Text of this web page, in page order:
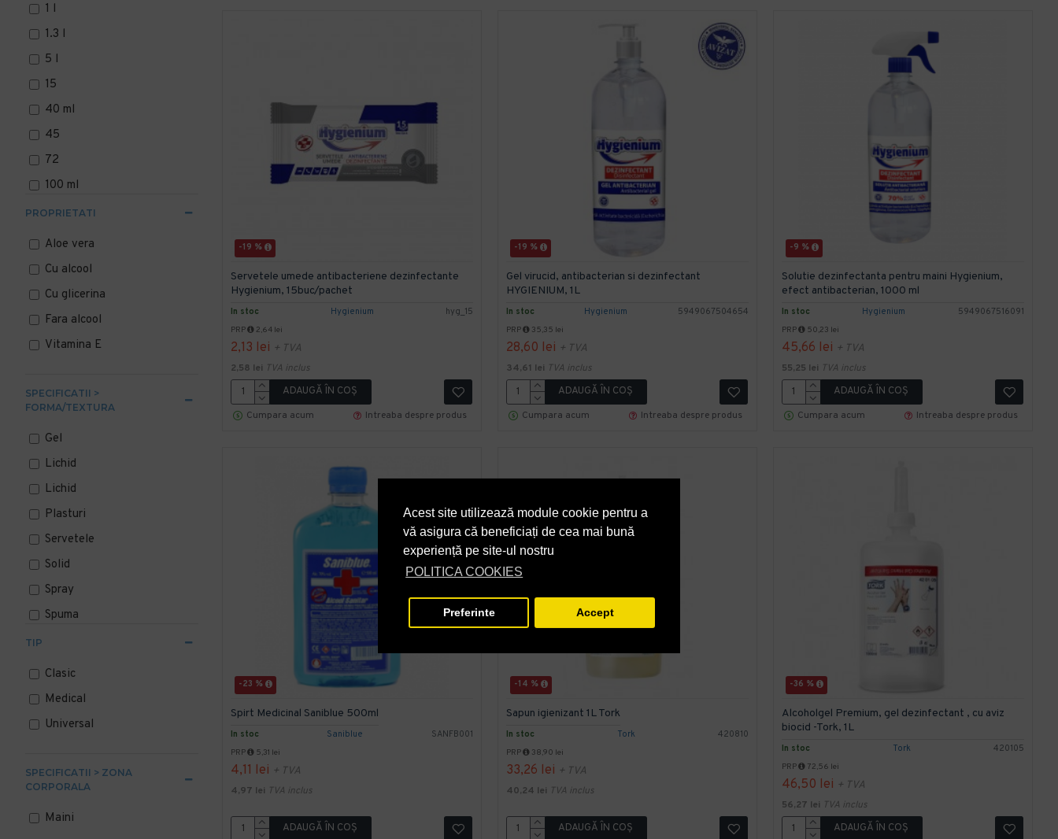
Acest site utilizează module cookie pentru a
vă asigura că beneficiați de cea mai bună
experiență pe site-ul nostru
POLITICA COOKIES
Preferinte Accept
1 l
1.3 l
5 l
15
40 ml
45
72
100 ml
200 ml
250 ml
500 ml
500 ml
750 ml
1000 ml
PROPRIETATI
Aloe vera
Cu alcool
Cu glicerina
Fara alcool
Vitamina E
SPECIFICATII >
FORMA/TEXTURA
Gel
Lichid
Lichid
Plasturi
Servetele
Solid
Spray
Spuma
TIP
Clasic
Medical
Universal
SPECIFICATII > ZONA
CORPORALA
Maini
-19 %
In stoc Hygienium hyg_15
Servetele umede antibacteriene dezinfectante
Hygienium, 15buc/pachet
PRP 2,64 lei
2,13 lei + TVA
2,58 lei TVA inclus
ADAUGĂ ÎN COŞ
Cumpara acum
Intreaba despre produs
-19 %
In stoc Hygienium 5949067504654
Gel virucid, antibacterian si dezinfectant
HYGIENIUM, 1L
PRP 35,35 lei
28,60 lei + TVA
34,61 lei TVA inclus
ADAUGĂ ÎN COŞ
Cumpara acum
Intreaba despre produs
-9 %
In stoc Hygienium 5949067516091
Solutie dezinfectanta pentru maini Hygienium,
efect antibacterian, 1000 ml
PRP 50,23 lei
45,66 lei + TVA
55,25 lei TVA inclus
ADAUGĂ ÎN COŞ
Cumpara acum
Intreaba despre produs
-23 %
In stoc Saniblue SANFB001
Spirt Medicinal Saniblue 500ml
PRP 5,31 lei
4,11 lei + TVA
4,97 lei TVA inclus
ADAUGĂ ÎN COŞ
-14 %
In stoc Tork 420810
Sapun igienizant 1L Tork
PRP 38,90 lei
33,26 lei + TVA
40,24 lei TVA inclus
ADAUGĂ ÎN COŞ
-36 %
In stoc Tork 420105
Alcoholgel Premium, gel dezinfectant , cu aviz
biocid -Tork, 1L
PRP 72,56 lei
46,50 lei + TVA
56,27 lei TVA inclus
ADAUGĂ ÎN COŞ